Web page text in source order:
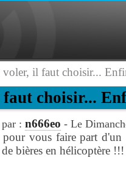
il faut choisir...
choisir...
: n666eo - Le
vous faire part d'un
bières en hélicoptère